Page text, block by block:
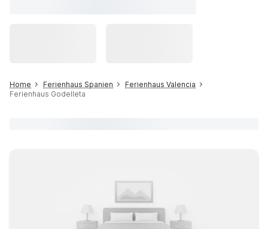
Home Ferienhaus Spanien
Ferienhaus Valencia
Ferienhaus Godelleta